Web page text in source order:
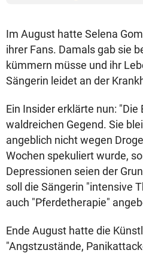
Im August hatte Selena
ihrer Fans. Damals gab sie
kümmern müsse und ihr
Sängerin leidet an der
Ein Insider erklärte nun:
waldreichen Gegend. Sie
angeblich nicht wegen
Wochen spekuliert wurde,
Depressionen seien der
soll die Sängerin "intensive
auch "Pferdetherapie"
Ende August hatte die
"Angstzustände,